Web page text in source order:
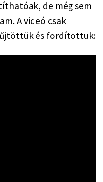
de még sem
A videó csak
és fordítottuk: